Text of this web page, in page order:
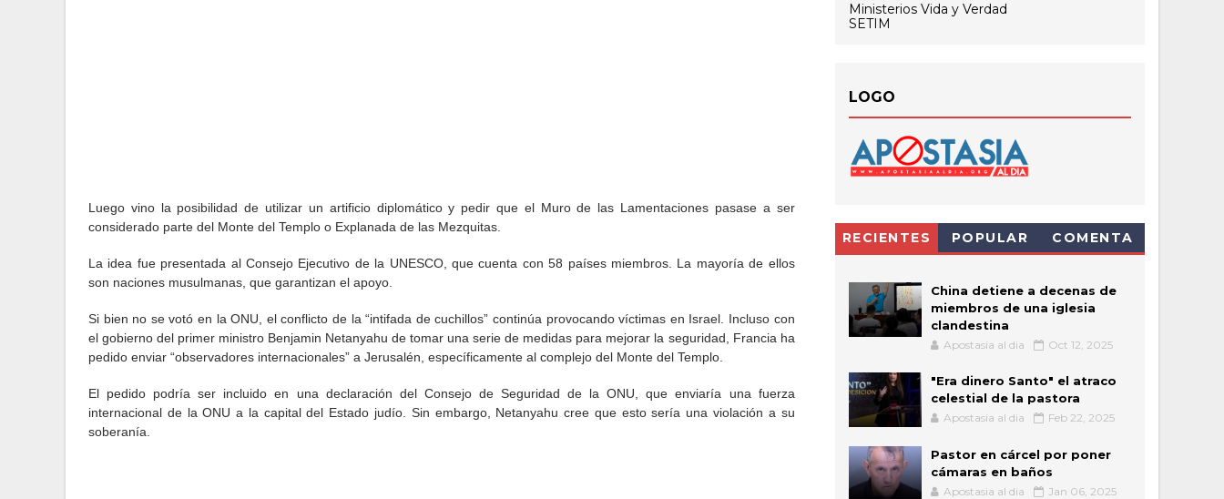
Luego vino la posibilidad de utilizar un artificio diplomático y pedir que el Muro de las Lamentaciones pasase a ser
considerado parte del Monte del Templo o Explanada de las Mezquitas.
La idea fue presentada al Consejo Ejecutivo de la UNESCO, que cuenta con 58 países miembros. La mayoría de ellos
son naciones musulmanas, que garantizan el apoyo.
Si bien no se votó en la ONU, el conflicto de la “intifada de cuchillos” continúa provocando víctimas en Israel. Incluso con
el gobierno del primer ministro Benjamin Netanyahu de tomar una serie de medidas para mejorar la seguridad, Francia ha
pedido enviar “observadores internacionales” a Jerusalén, específicamente al complejo del Monte del Templo.
El pedido podría ser incluido en una declaración del Consejo de Seguridad de la ONU, que enviaría una fuerza
internacional de la ONU a la capital del Estado judío. Sin embargo, Netanyahu cree que esto sería una violación a su
soberanía.
Ministerios Vida y Verdad
SETIM
LOGO
RECIENTES POPULAR COMENTA
China detiene a decenas de
miembros de una iglesia
clandestina
Apostasia al dia Oct 12, 2025
"Era dinero Santo" el atraco
celestial de la pastora
Apostasia al dia Feb 22, 2025
Pastor en cárcel por poner
cámaras en baños
Apostasia al dia Jan 06, 2025